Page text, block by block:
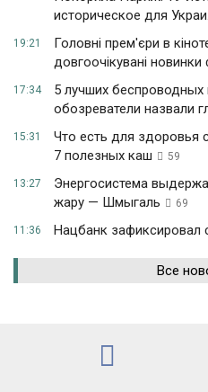
историческое для
19:21
Головні прем'єри в
довгоочікувані новинки
17:34
5 лучших
обозреватели назвали
15:31
Что есть для здоровья
7 полезных каш
59
13:27
Энергосистема
жару — Шмыгаль
69
11:36 Нацбанк зафиксировал
Все